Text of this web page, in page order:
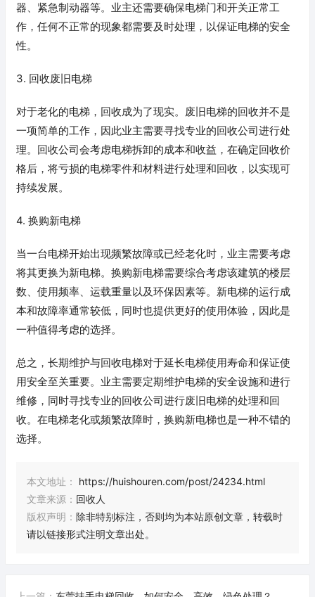
器、紧急制动器等。业主还需要确保电梯门和开关正常工
作，任何不正常的现象都需要及时处理，以保证电梯的安全
性。
3. 回收废旧电梯
对于老化的电梯，回收成为了现实。废旧电梯的回收并不是
一项简单的工作，因此业主需要寻找专业的回收公司进行处
理。回收公司会考虑电梯拆卸的成本和收益，在确定回收价
格后，将亏损的电梯零件和材料进行处理和回收，以实现可
持续发展。
4. 换购新电梯
当一台电梯开始出现频繁故障或已经老化时，业主需要考虑
将其更换为新电梯。换购新电梯需要综合考虑该建筑的楼层
数、使用频率、运载重量以及环保因素等。新电梯的运行成
本和故障率通常较低，同时也提供更好的使用体验，因此是
一种值得考虑的选择。
总之，长期维护与回收电梯对于延长电梯使用寿命和保证使
用安全至关重要。业主需要定期维护电梯的安全设施和进行
维修，同时寻找专业的回收公司进行废旧电梯的处理和回
收。在电梯老化或频繁故障时，换购新电梯也是一种不错的
选择。
本文地址：
https://huishouren.com/post/24234.html
文章来源： 回收人
版权声明： 除非特别标注，否则均为本站原创文章，转载时
请以链接形式注明文章出处。